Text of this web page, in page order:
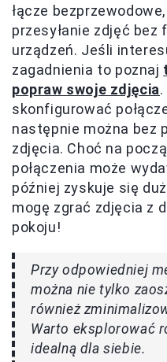
łącze
przesyłanie zdjęć bez
urządzeń. Jeśli
zagadnienia to poznaj
popraw swoje zdjęcia
skonfigurować
następnie można bez
zdjęcia. Choć na
połączenia może
później zyskuje się
mogę zgrać zdjęcia z
pokoju!
Przy odpowiedniej
można nie tylko
również
Warto eksplorować
idealną dla siebie.